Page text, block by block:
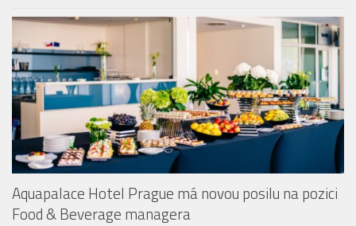
Aquapalace Hotel Prague má novou posilu na pozici
Food & Beverage managera